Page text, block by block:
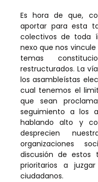
Es hora de que,
aportar para esta
colectivos de toda
nexo que nos
temas
restructurados. La
los asambleístas
cual tenemos el
que sean
seguimiento a los
hablando alto y
desprecien
organizaciones
discusión de estos
prioritarios a
ciudadanos.